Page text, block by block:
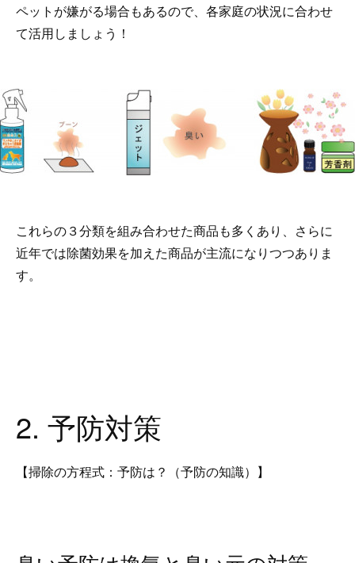
ペットが嫌がる場合もあるので、各家庭の状況に合わせ
て活用しましょう！
これらの３分類を組み合わせた商品も多くあり、さらに
近年では除菌効果を加えた商品が主流になりつつありま
す。
2. 予防対策
【掃除の方程式：予防は？（予防の知識）】